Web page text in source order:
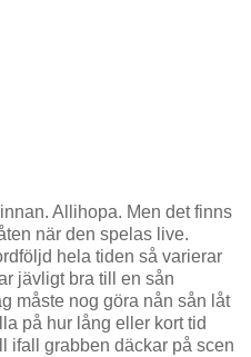
Allihopa. Men det finns
när den spelas live.
hela tiden så varierar
jävligt bra till en sån
måste nog göra nån sån låt
på hur lång eller kort tid
ifall grabben däckar på scen